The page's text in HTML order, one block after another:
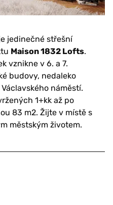
jedinečné střešní
Maison 1832 Lofts.
vznikne v 6. a 7.
budovy, nedaleko
náměstí.
1+kk až po
83 m2. Žijte v místě s
městským životem.